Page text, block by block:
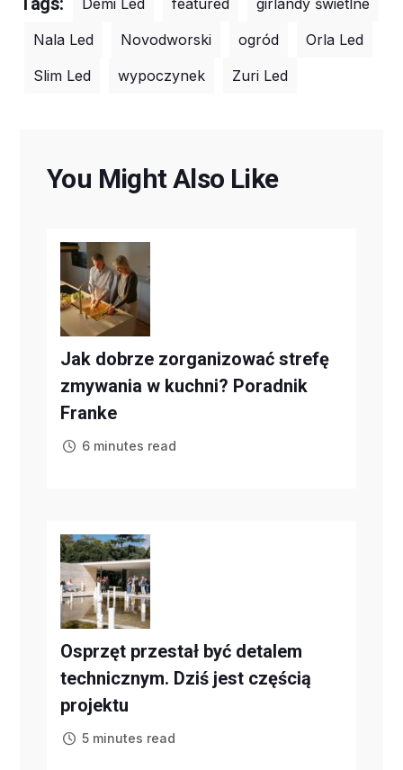
Demi Led featured
girlandy świetlne
Nala Led
Novodworski ogród
Orla Led
Slim Led
wypoczynek Zuri Led
You Might Also Like
Jak dobrze zorganizować strefę
zmywania w kuchni? Poradnik
Franke
6 minutes read
Osprzęt przestał być detalem
technicznym. Dziś jest częścią
projektu
5 minutes read